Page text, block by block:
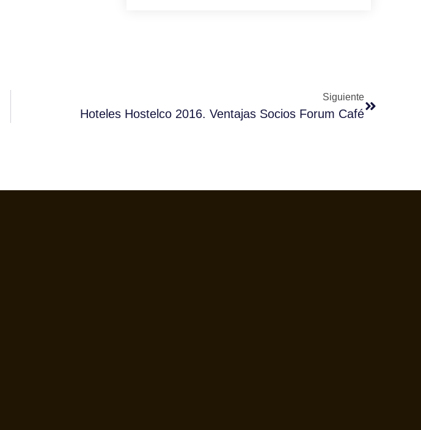
Siguiente
Hoteles Hostelco 2016. Ventajas Socios Forum Café